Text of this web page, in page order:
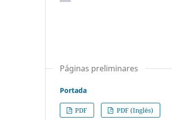
Páginas preliminares
Portada
PDF
PDF (Inglés)